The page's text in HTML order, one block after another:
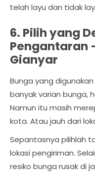
telah layu dan tidak
6. Pilih yang
Pengantaran
Gianyar
Bunga yang
banyak varian bunga,
Namun itu masih
kota. Atau jauh dari
Sepantasnya pilihlah
lokasi pengiriman.
resiko bunga rusak di